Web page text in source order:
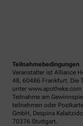
Teilnahmebedingungen
Veranstalter ist Alliance
48, 60486 Frankfurt. Die
unter
Teilnahme am
teilnehmen oder
GmbH, Despina
70376 Stuttgart.